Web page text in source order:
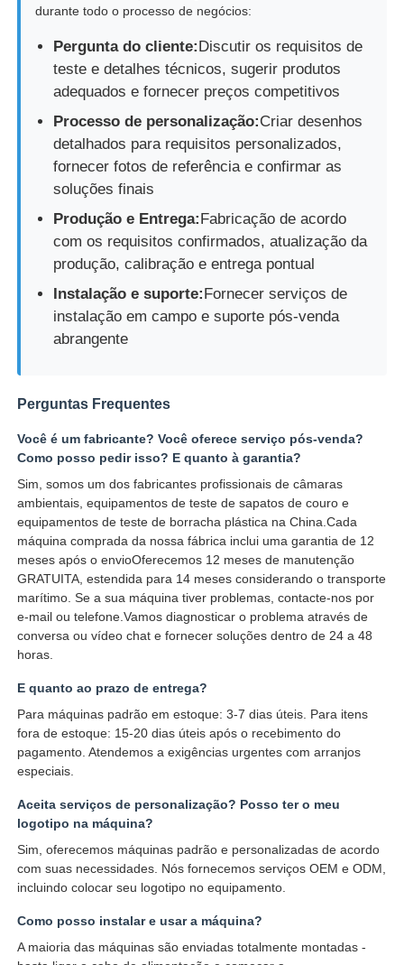
durante todo o processo de negócios:
Pergunta do cliente:Discutir os requisitos de
teste e detalhes técnicos, sugerir produtos
adequados e fornecer preços competitivos
Processo de personalização:Criar desenhos
detalhados para requisitos personalizados,
fornecer fotos de referência e confirmar as
soluções finais
Produção e Entrega:Fabricação de acordo
com os requisitos confirmados, atualização da
produção, calibração e entrega pontual
Instalação e suporte:Fornecer serviços de
instalação em campo e suporte pós-venda
abrangente
Perguntas Frequentes
Você é um fabricante? Você oferece serviço pós-venda?
Como posso pedir isso? E quanto à garantia?
Sim, somos um dos fabricantes profissionais de câmaras
ambientais, equipamentos de teste de sapatos de couro e
equipamentos de teste de borracha plástica na China.Cada
máquina comprada da nossa fábrica inclui uma garantia de 12
meses após o envioOferecemos 12 meses de manutenção
GRATUITA, estendida para 14 meses considerando o transporte
marítimo. Se a sua máquina tiver problemas, contacte-nos por
e-mail ou telefone.Vamos diagnosticar o problema através de
conversa ou vídeo chat e fornecer soluções dentro de 24 a 48
horas.
E quanto ao prazo de entrega?
Para máquinas padrão em estoque: 3-7 dias úteis. Para itens
fora de estoque: 15-20 dias úteis após o recebimento do
pagamento. Atendemos a exigências urgentes com arranjos
especiais.
Aceita serviços de personalização? Posso ter o meu
logotipo na máquina?
Sim, oferecemos máquinas padrão e personalizadas de acordo
com suas necessidades. Nós fornecemos serviços OEM e ODM,
incluindo colocar seu logotipo no equipamento.
Como posso instalar e usar a máquina?
A maioria das máquinas são enviadas totalmente montadas -